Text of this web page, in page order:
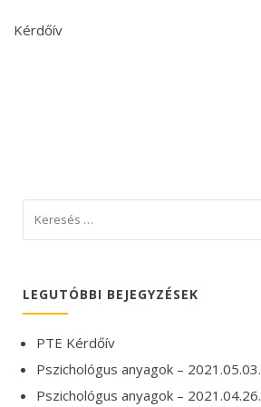
Kérdőív
LEGUTÓBBI BEJEGYZÉSEK
PTE Kérdőív
Pszichológus anyagok – 2021.05.03.
Pszichológus anyagok – 2021.04.26.